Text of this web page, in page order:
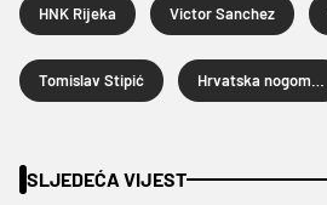
HNK Rijeka Victor Sanchez
Tomislav Stipić
SLJEDEĆA VIJEST